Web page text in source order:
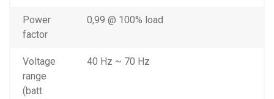
Power
factor
0,99 @ 100% load
Voltage
range
(batt
40 Hz ~ 70 Hz